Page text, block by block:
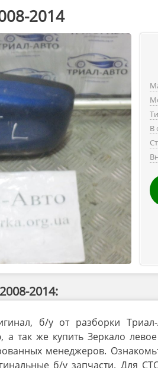
2014
В
2014:
б/у от разборки
так же купить Зеркало
менеджеров.
б/у запчасти. Для